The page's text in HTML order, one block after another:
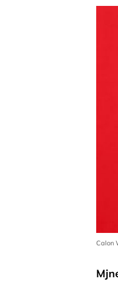
Calon